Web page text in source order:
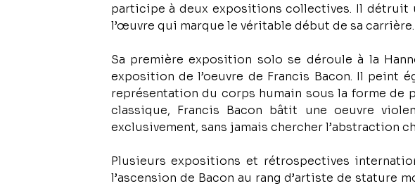
participe à deux expositions collectives. Il détruit
l’œuvre qui marque le véritable début de sa carrière.
Sa première exposition solo se déroule à la
exposition de l’oeuvre de Francis Bacon. Il peint
représentation du corps humain sous la forme de
classique, Francis Bacon bâtit une oeuvre
exclusivement, sans jamais chercher l’abstraction
Plusieurs expositions et rétrospectives
l’ascension de Bacon au rang d’artiste de stature